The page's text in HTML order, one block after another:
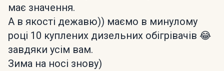
має значення.
А в якості дежавю)) маємо в минулому
році 10 куплених дизельних обігрівачів 😂
завдяки усім вам.
Зима на носі знову)